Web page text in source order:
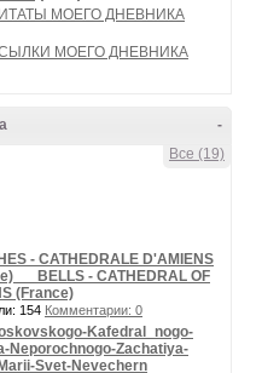
МОЕГО ДНЕВНИКА
МОЕГО ДНЕВНИКА
-
Все (19)
- CATHEDRALE D'AMIENS
__ BELLS - CATHEDRAL OF
(France)
154 Комментарии: 0
Kafedral_nogo-
Neporochnogo-Zachatiya-
Svet-Nevechern